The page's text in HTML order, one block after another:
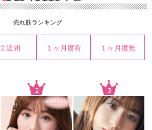
売れ筋ランキング
２週間 １ヶ月度有 １ヶ月度無